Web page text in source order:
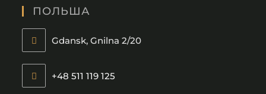
ПОЛЬША
Gdansk, Gnilna 2/20
+48 511 119 125